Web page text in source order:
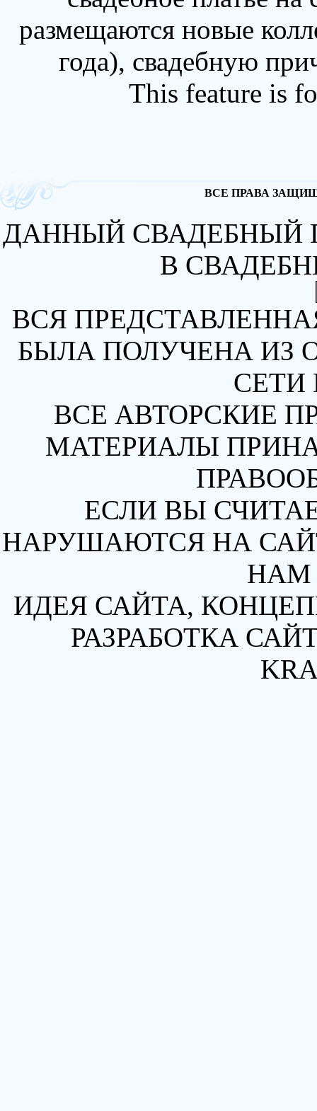
размещаются новые
года), свадебную
This feature is
ВСЕ ПРАВА
ДАННЫЙ СВАДЕБНЫЙ
В
ВСЯ
БЫЛА ПОЛУЧЕНА ИЗ
СЕТИ
ВСЕ АВТОРСКИЕ
МАТЕРИАЛЫ
ЕСЛИ ВЫ
НАРУШАЮТСЯ НА
НАМ
ИДЕЯ САЙТА,
РАЗРАБОТКА